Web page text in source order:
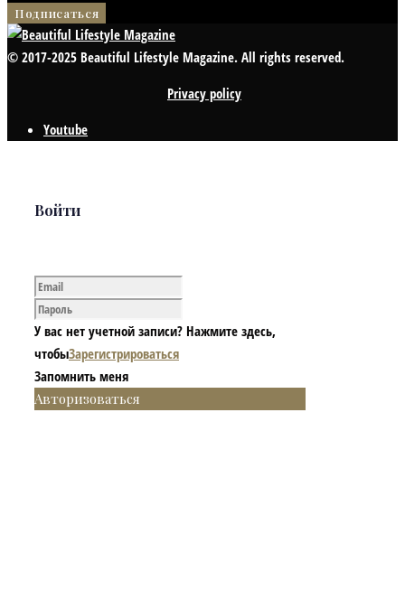
© 2017-2025 Beautiful Lifestyle Magazine. All rights reserved.
Privacy policy
Youtube
Войти
У вас нет учетной записи? Нажмите здесь,
чтобыЗарегистрироваться
Запомнить меня
Авторизоваться